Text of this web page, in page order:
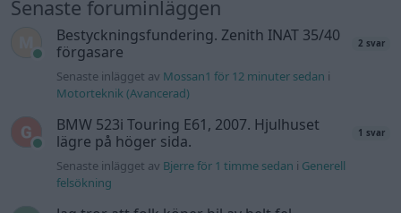
Senaste inlägget av elektronikfreak för 3 timmar sedan
Allmänt
ID 4 vs EX 40 ?
Senaste inlägget av The-GOAT för 3 timmar sedan i El- och
hybridbilar
Ni som kör HEV eller PHEV ? är ni nöjda? 2 svar
Senaste inlägget av
hybridbilar